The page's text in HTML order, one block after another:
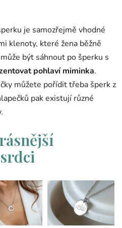
je samozřejmě vhodné
klenoty, které žena běžně
být sáhnout po šperku s
pohlaví miminka.
můžete pořídit třeba šperk z
pak existují různé